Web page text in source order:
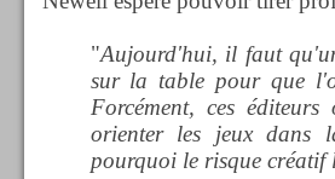
"Aujourd'hui, il faut
sur la table pour que
Forcément, ces
orienter les jeux dans
pourquoi le risque créatif